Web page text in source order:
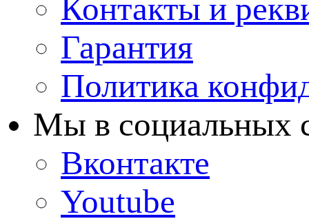
Контакты и
Гарантия
Политика
Мы в cоциальных
Вконтакте
Youtube